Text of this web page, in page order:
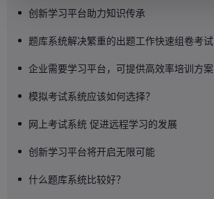
创新学习平台助力知识传承
题库系统解决繁重的出题工作快速组卷考试
企业需要学习平台，可提供高效率培训方案
模拟考试系统应该如何选择？
网上考试系统 促进远程学习的发展
创新学习平台将开启无限可能
什么题库系统比较好？